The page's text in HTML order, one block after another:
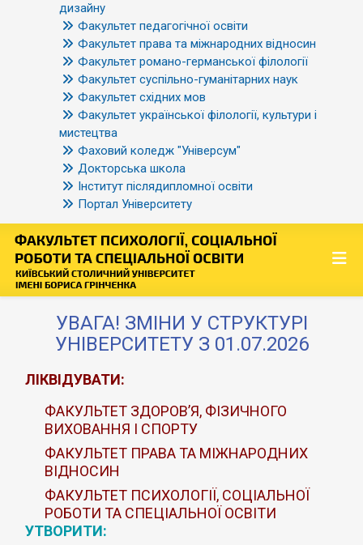
дизайну
Факультет педагогічної освіти
Факультет права та міжнародних відносин
Факультет романо-германської філології
Факультет суспільно-гуманітарних наук
Факультет східних мов
Факультет української філології, культури і
мистецтва
Фаховий коледж "Універсум"
Докторська школа
Інститут післядипломної освіти
Портал Університету
УВАГА! ЗМІНИ У СТРУКТУРІ
УНІВЕРСИТЕТУ З 01.07.2026
ЛІКВІДУВАТИ:
ФАКУЛЬТЕТ ЗДОРОВ’Я, ФІЗИЧНОГО
ВИХОВАННЯ І СПОРТУ
ФАКУЛЬТЕТ ПРАВА ТА МІЖНАРОДНИХ
ВІДНОСИН
ФАКУЛЬТЕТ ПСИХОЛОГІЇ, СОЦІАЛЬНОЇ
РОБОТИ ТА СПЕЦІАЛЬНОЇ ОСВІТИ
УТВОРИТИ: